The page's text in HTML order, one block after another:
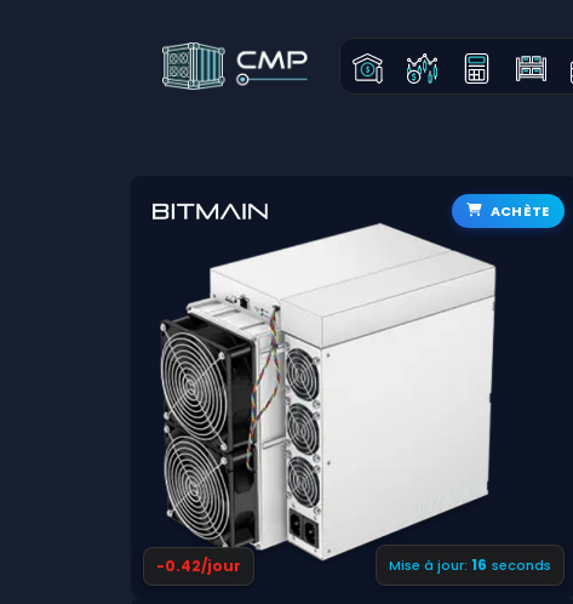
ACHÈTE
-0.42/jour Mise à jour: 15 seconds